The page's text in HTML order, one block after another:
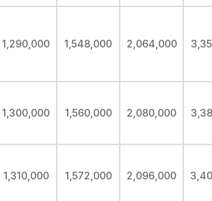
1,290,000 1,548,000 2,064,000
1,300,000 1,560,000 2,080,000
1,310,000 1,572,000 2,096,000